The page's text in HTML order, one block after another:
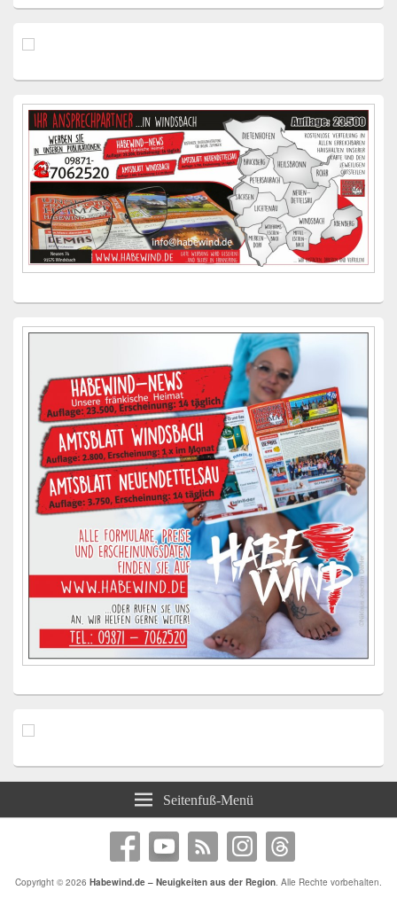
Seitenfuß-Menü
Copyright © 2026 Habewind.de – Neuigkeiten aus der Region. Alle Rechte vorbehalten.